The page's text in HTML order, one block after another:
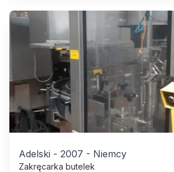
Adelski - 2007 - Niemcy
Zakręcarka butelek